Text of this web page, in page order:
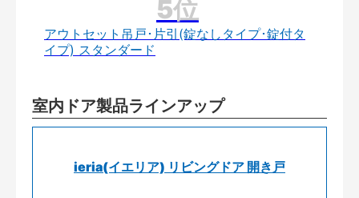
アウトセット吊戸･片引(錠なしタイプ･錠付タ
イプ) スタンダード
室内ドア製品ラインアップ
ieria(イエリア) リビングドア 開き戸